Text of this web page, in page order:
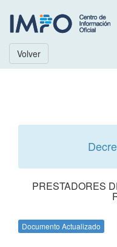
Volver
PRESTADORES
Documento Actualizado